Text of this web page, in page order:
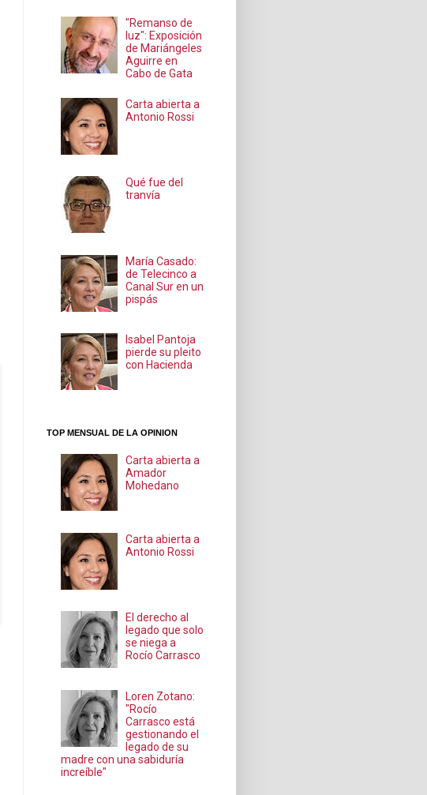
"Remanso de
luz": Exposición
de Mariángeles
Aguirre en
Cabo de Gata
Carta abierta a
Antonio Rossi
Qué fue del
tranvía
María Casado:
de Telecinco a
Canal Sur en un
pispás
Isabel Pantoja
pierde su pleito
con Hacienda
TOP MENSUAL DE LA OPINION
Carta abierta a
Amador
Mohedano
Carta abierta a
Antonio Rossi
El derecho al
legado que solo
se niega a
Rocío Carrasco
Loren Zotano:
"Rocío
Carrasco está
gestionando el
legado de su
madre con una sabiduría
increíble"